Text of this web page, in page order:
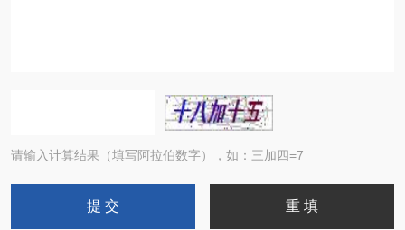
请输入计算结果（填写阿拉伯数字），如：三加四=7